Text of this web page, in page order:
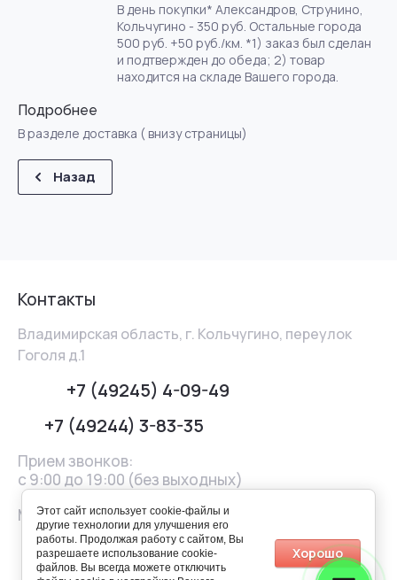
В день покупки* Александров, Струнино,
Кольчугино - 350 руб. Остальные города
500 руб. +50 руб./км. *1) заказ был сделан
и подтвержден до обеда; 2) товар
находится на складе Вашего города.
Подробнее
В разделе доставка ( внизу страницы)
Назад
Контакты
Владимирская область, г. Кольчугино, переулок
Гоголя д.1
+7 (49245) 4-09-49
+7 (49244) 3-83-35
Прием звонков:
с 9:00 до 19:00 (без выходных)
Мы в соцсетях:
Этот сайт использует cookie-файлы и
другие технологии для улучшения его
работы. Продолжая работу с сайтом, Вы
разрешаете использование cookie-
файлов. Вы всегда можете отключить
Хорошо